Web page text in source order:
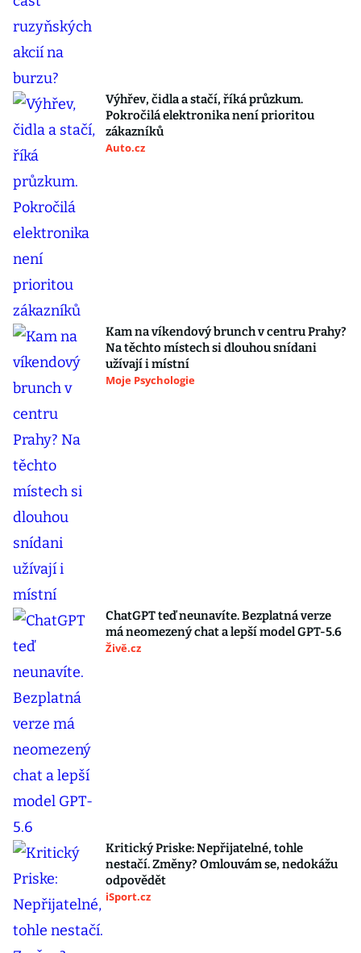
Výhřev, čidla a stačí, říká průzkum.
Pokročilá elektronika není prioritou
zákazníků
Auto.cz
Kam na víkendový brunch v centru Prahy?
Na těchto místech si dlouhou snídani
užívají i místní
Moje Psychologie
ChatGPT teď neunavíte. Bezplatná verze
má neomezený chat a lepší model GPT-5.6
Živě.cz
Kritický Priske: Nepřijatelné, tohle
nestačí. Změny? Omlouvám se, nedokážu
odpovědět
iSport.cz